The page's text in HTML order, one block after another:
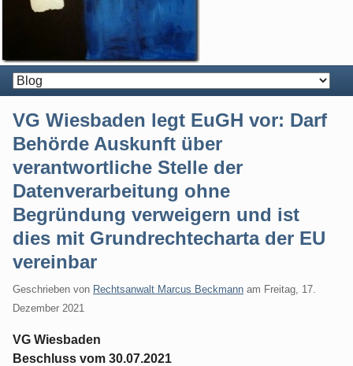
VG Wiesbaden legt EuGH vor: Darf
Behörde Auskunft über
verantwortliche Stelle der
Datenverarbeitung ohne
Begründung verweigern und ist
dies mit Grundrechtecharta der EU
vereinbar
Geschrieben von Rechtsanwalt Marcus Beckmann am Freitag, 17.
Dezember 2021
VG Wiesbaden
Beschluss vom 30.07.2021